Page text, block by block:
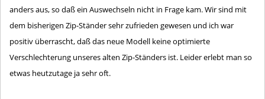
anders aus, so daß ein Auswechseln nicht in Frage kam. Wir sind mit
dem bisherigen Zip-Ständer sehr zufrieden gewesen und ich war
positiv überrascht, daß das neue Modell keine optimierte
Verschlechterung unseres alten Zip-Ständers ist. Leider erlebt man so
etwas heutzutage ja sehr oft.